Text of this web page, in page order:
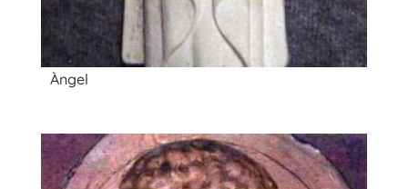
Àngel